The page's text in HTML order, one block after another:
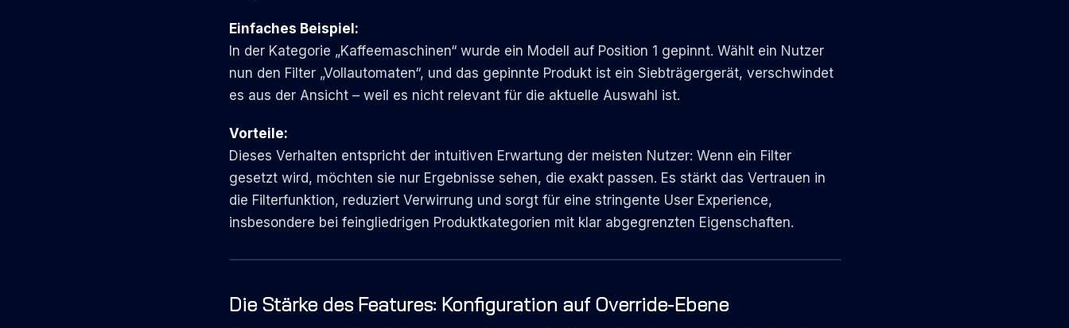
Einfaches Beispiel:
In der Kategorie „Kaffeemaschinen“ wurde ein Modell auf Position 1 gepinnt. Wählt ein Nutzer
nun den Filter „Vollautomaten“, und das gepinnte Produkt ist ein Siebträgergerät, verschwindet
es aus der Ansicht – weil es nicht relevant für die aktuelle Auswahl ist.
Vorteile:
Dieses Verhalten entspricht der intuitiven Erwartung der meisten Nutzer: Wenn ein Filter
gesetzt wird, möchten sie nur Ergebnisse sehen, die exakt passen. Es stärkt das Vertrauen in
die Filterfunktion, reduziert Verwirrung und sorgt für eine stringente User Experience,
insbesondere bei feingliedrigen Produktkategorien mit klar abgegrenzten Eigenschaften.
Die Stärke des Features: Konfiguration auf Override-Ebene